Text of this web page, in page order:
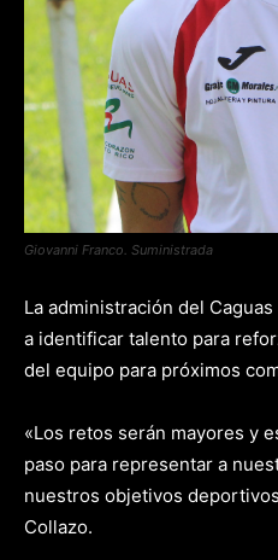
Giovanni Franco. Suministrada
La administración del
a identificar talento para
del equipo para próximos
«Los retos serán mayores y
paso para representar a
nuestros objetivos
Collazo.